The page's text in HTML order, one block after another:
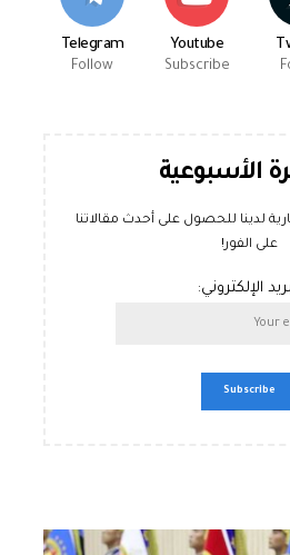
Youtube
Subscribe
Telegram
Follow
الأسبوعية
لدينا للحصول على أحدث مقالاتنا
على الفور!
الإلكتروني: